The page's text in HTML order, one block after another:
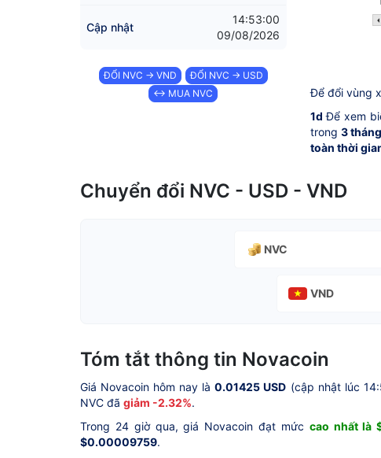
Cập nhật
14:53:00
09/08/2026
ĐỔI NVC → VND
ĐỔI NVC → USD
↔ MUA NVC
Để đổi vùng
1d Để xem
trong 3 tháng
toàn thời
Chuyển đổi NVC - USD - VND
NVC
VND
Tóm tắt thông tin Novacoin
Giá Novacoin hôm nay là0.01425 USD (cập nhật lúc
NVC đã giảm -2.32%.
Trong 24 giờ qua, giá Novacoin đạt mức cao nhất là
$0.00009759.